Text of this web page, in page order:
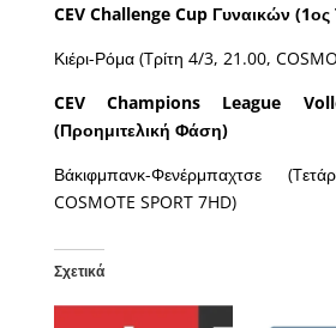
CEV Challenge Cup Γυναικών (1ος
Κιέρι-Ρόμα (Tρίτη 4/3, 21.00,
CEV Champions League
(Προημιτελική Φάση)
Βάκιφμπανκ-Φενέρμπαχτσε
COSMOTE SPORT 7HD)
Σχετικά